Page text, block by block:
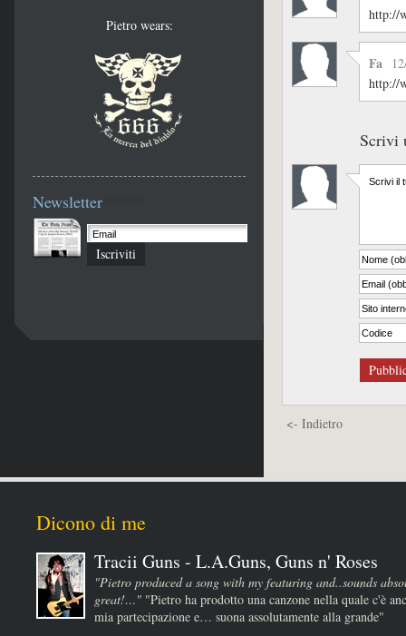
http://
Fa
http://
Scrivi
<- Indietro
Pietro wears:
Newsletter
Iscriviti
Dicono di me
Tracii Guns - L.A.Guns, Guns n' Roses
"Pietro produced a song with my featuring and..sounds
great!…" "Pietro ha prodotto una canzone nella quale c'è
mia partecipazione e… suona assolutamente alla grande"